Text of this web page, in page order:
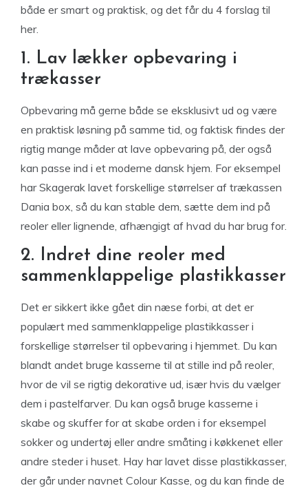
både er smart og praktisk, og det får du 4 forslag til
her.
1. Lav lækker opbevaring i
trækasser
Opbevaring må gerne både se eksklusivt ud og være
en praktisk løsning på samme tid, og faktisk findes der
rigtig mange måder at lave opbevaring på, der også
kan passe ind i et moderne dansk hjem. For eksempel
har Skagerak lavet forskellige størrelser af trækassen
Dania box, så du kan stable dem, sætte dem ind på
reoler eller lignende, afhængigt af hvad du har brug for.
2. Indret dine reoler med
sammenklappelige plastikkasser
Det er sikkert ikke gået din næse forbi, at det er
populært med sammenklappelige plastikkasser i
forskellige størrelser til opbevaring i hjemmet. Du kan
blandt andet bruge kasserne til at stille ind på reoler,
hvor de vil se rigtig dekorative ud, især hvis du vælger
dem i pastelfarver. Du kan også bruge kasserne i
skabe og skuffer for at skabe orden i for eksempel
sokker og undertøj eller andre småting i køkkenet eller
andre steder i huset. Hay har lavet disse plastikkasser,
der går under navnet Colour Kasse, og du kan finde de